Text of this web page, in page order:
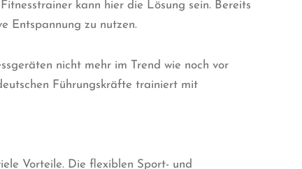
kann hier die Lösung sein. Bereits
Entspannung zu nutzen.
nicht mehr im Trend wie noch vor
Führungskräfte trainiert mit
Vorteile. Die flexiblen Sport- und